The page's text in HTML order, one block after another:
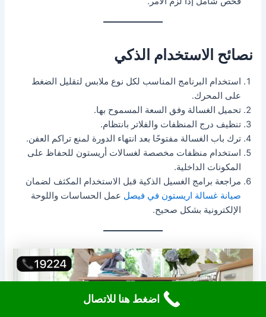
نصائح الاستخدام الذكي
استخدام البرنامج المناسب لكل نوع ملابس لتقليل الضغط
على المحرك.
تحميل الغسالة وفق السعة المسموح بها.
تنظيف درج المنظفات والفلاتر بانتظام.
ترك باب الغسالة مفتوحًا بعد انتهاء الدورة لمنع تراكم العفن.
استخدام منظفات مخصصة لغسالات أريستون للحفاظ على
المكونات الداخلية.
مراجعة برامج الغسيل الذكية قبل الاستخدام المكثف لضمان
صيانة غسالة اريستون في فيصل عمل الحساسات واللوحة
الإلكترونية بشكل صحيح.
اضغط هنا للاتصال